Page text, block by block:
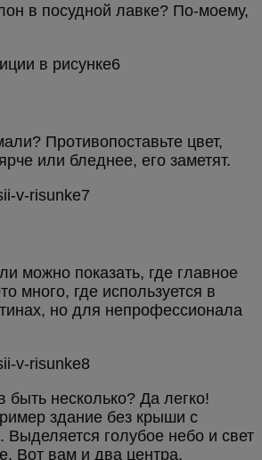
в посудной лавке? По-моему,
Противопоставьте цвет,
или бледнее, его заметят.
можно показать, где главное
много, где используется в
но для непрофессионала
быть несколько? Да легко!
здание без крыши с
Выделяется голубое небо и свет
Вот вам и два центра.